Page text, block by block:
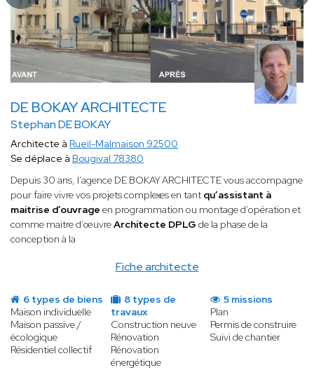
DE BOKAY ARCHITECTE
Stephan DE BOKAY
Fiche architecte
Architecte à Rueil-Malmaison 92500
Se déplace à Bougival 78380
Depuis 30 ans, l’agence DE BOKAY ARCHITECTE vous accompagne
pour faire vivre vos projets complexes en tant qu’assistant à
maitrise d’ouvrage en programmation ou montage d’opération et
comme maitre d’œuvreArchitecte DPLG de la phase de la
conception à la
6 types de biens
Maison individuelle
Maison passive /
écologique
Résidentiel collectif
8 types de
travaux
Construction neuve
Rénovation
Rénovation
énergétique
5 missions
Plan
Permis de construire
Suivi de chantier